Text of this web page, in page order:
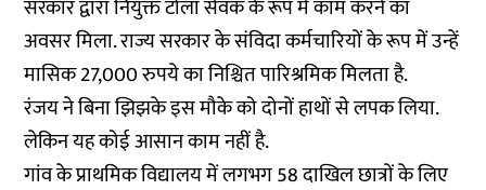
सरकार द्वारा नियुक्त टोला सेवक के रूप में काम करने का
अवसर मिला. राज्य सरकार के संविदा कर्मचारियों के रूप में उन्हें
मासिक 27,000 रुपये का निश्चित पारिश्रमिक मिलता है.
रंजय ने बिना झिझके इस मौके को दोनों हाथों से लपक लिया.
लेकिन यह कोई आसान काम नहीं है.
गांव के प्राथमिक विद्यालय में लगभग 58 दाखिल छात्रों के लिए